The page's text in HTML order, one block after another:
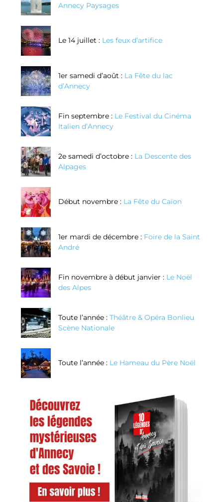
Annecy Paysages
Le 14 juillet : Les feux d’artifice
1er samedi d’août : La Fête du lac
d’Annecy
Fin septembre : Le Festival du Cinéma
Italien d’Annecy
2e samedi d’octobre : La Descente des
Alpages
Début novembre : La Fête du Caïon
1er mardi de décembre : Foire de la Saint
André
Fin novembre à début janvier : Le Noël
des Alpes
Toute l’année : Théâtre & Opéra Bonlieu
Scène Nationale
Toute l’année : Le Hameau du Père Noël